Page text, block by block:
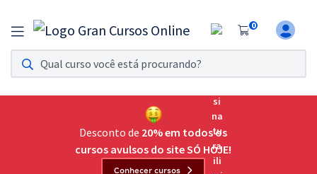
0
Assinatura Ilimitada 11
Acesso a todos os cursos. Teste grátis por 7 dias!
Assinatura OAB Até Passar
Acesso ilimitado a toda preparação para o Exame da
Desconto de 20% em todos os
cursos avulsos do site SÓ HOJE!
Conhecer cursos